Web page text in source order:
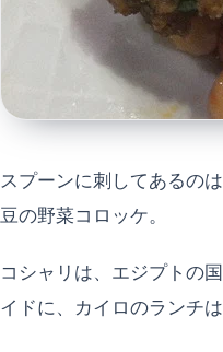
スプーンに刺してあるのは
豆の野菜コロッケ。
コシャリは、エジプトの
イドに、カイロのランチは